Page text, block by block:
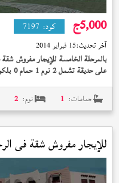
5,000ج كود: 7197
آخر تحديث:15 فبراير 2014
بالمرحلة الخامسة للإيجار مفروش شقة
على حديقة تشمل 2 نوم 1 حمام 0 بلكونة النموذج (
حمامات: 1 نوم: 2
للإيجار مفروش شقة في